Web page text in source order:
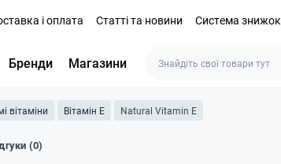
і оплата Статті та новини Система знижок
Бренди Магазини
вітаміни Вітамін E Natural Vitamin E
(0)